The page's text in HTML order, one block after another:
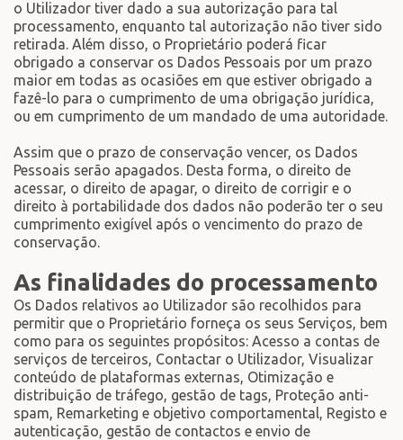
o Utilizador tiver dado a sua autorização para tal
processamento, enquanto tal autorização não tiver sido
retirada. Além disso, o Proprietário poderá ficar
obrigado a conservar os Dados Pessoais por um prazo
maior em todas as ocasiões em que estiver obrigado a
fazê-lo para o cumprimento de uma obrigação jurídica,
ou em cumprimento de um mandado de uma autoridade.
Assim que o prazo de conservação vencer, os Dados
Pessoais serão apagados. Desta forma, o direito de
acessar, o direito de apagar, o direito de corrigir e o
direito à portabilidade dos dados não poderão ter o seu
cumprimento exigível após o vencimento do prazo de
conservação.
As finalidades do processamento
Os Dados relativos ao Utilizador são recolhidos para
permitir que o Proprietário forneça os seus Serviços, bem
como para os seguintes propósitos: Acesso a contas de
serviços de terceiros, Contactar o Utilizador, Visualizar
conteúdo de plataformas externas, Otimização e
distribuição de tráfego, gestão de tags, Proteção anti-
spam, Remarketing e objetivo comportamental, Registo e
autenticação, gestão de contactos e envio de